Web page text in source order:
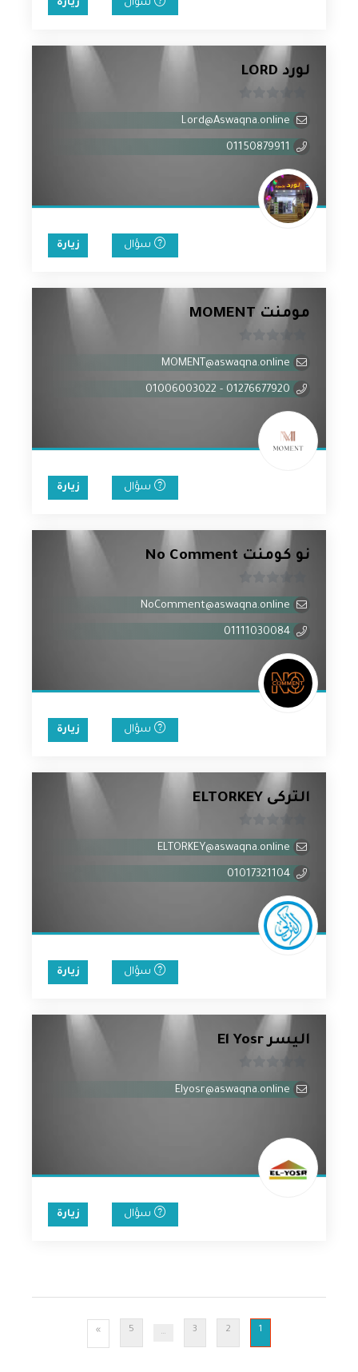
سؤال زيارة
لورد LORD
0
من
5
Lord@Aswaqna.online
سؤال زيارة
مومنت MOMENT
0
من
5
MOMENT@aswaqna.online
سؤال زيارة
نو كومنت No Comment
0
من
5
NoComment@aswaqna.online
سؤال زيارة
التركى ELTORKEY
0
من
5
ELTORKEY@aswaqna.online
سؤال زيارة
اليسر El Yosr
0
من
Elyosr@aswaqna.online
سؤال زيارة
1
2
3
…
5
»